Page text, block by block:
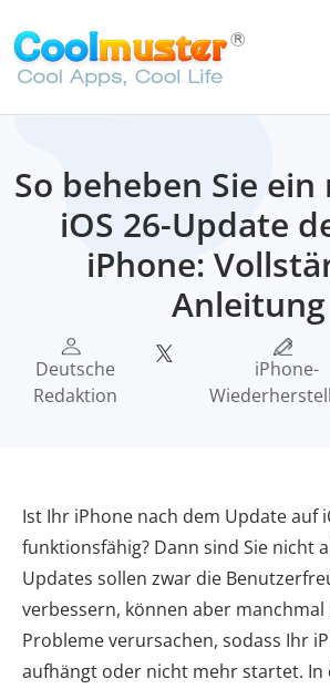
So beheben Sie
iOS 26-Update
iPhone:
Anleitung
Deutsche
Redaktion
iPhone-
Ist Ihr iPhone nach dem Update auf
funktionsfähig? Dann sind Sie nicht
Updates sollen zwar die
verbessern, können aber
Probleme verursachen, sodass Ihr
aufhängt oder nicht mehr startet. In